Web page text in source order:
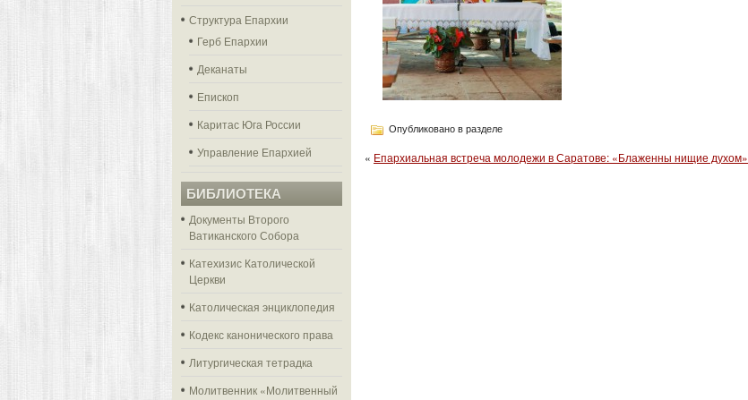
Структура Епархии
Герб Епархии
Деканаты
Епископ
Каритас Юга России
Управление Епархией
БИБЛИОТЕКА
Документы Второго
Ватиканского Собора
Катехизис Католической
Церкви
Католическая энциклопедия
Кодекс канонического права
Литургическая тетрадка
Молитвенник «Молитвенный
Опубликовано в разделе
« Епархиальная встреча молодежи в Саратове: «Блаженны нищие духом»